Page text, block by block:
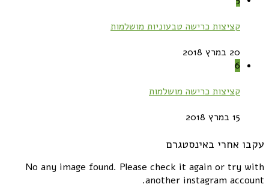
קציצות כרישה טבעוניות מושלמות
20 במרץ 2018
6
קציצות כרישה מושלמות
15 במרץ 2018
עקבו אחרי באינסטגרם
No any image found. Please check it again or try with
another instagram account.